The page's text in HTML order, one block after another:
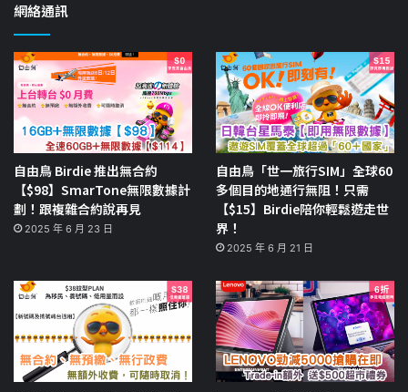
網絡通訊
自由鳥 Birdie 推出無合約
【$98】SmarTone無限數據計
劃！跟複雜合約說再見
2025 年 6 月 23 日
自由鳥「世一旅行SIM」全球60
多個目的地通行無阻！只需
【$15】Birdie陪你輕鬆遊走世
界！
2025 年 6 月 21 日